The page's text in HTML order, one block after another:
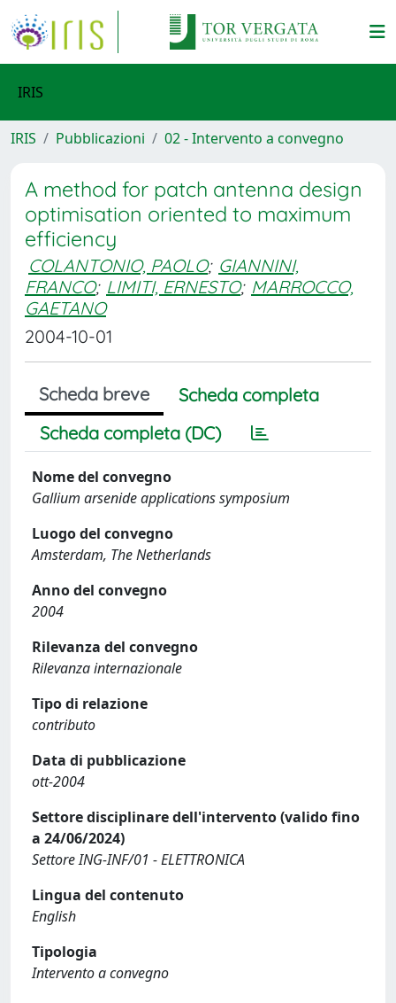
IRIS
IRIS Pubblicazioni 02 - Intervento a convegno
A method for patch antenna design
optimisation oriented to maximum
efficiency
COLANTONIO, PAOLO; GIANNINI,
FRANCO; LIMITI, ERNESTO; MARROCCO,
GAETANO
2004-10-01
Scheda breve
Scheda completa
Scheda completa (DC)
Nome del convegno
Gallium arsenide applications symposium
Luogo del convegno
Amsterdam, The Netherlands
Anno del convegno
2004
Rilevanza del convegno
Rilevanza internazionale
Tipo di relazione
contributo
Data di pubblicazione
ott-2004
Settore disciplinare dell'intervento (valido fino
a 24/06/2024)
Settore ING-INF/01 - ELETTRONICA
Lingua del contenuto
English
Tipologia
Intervento a convegno